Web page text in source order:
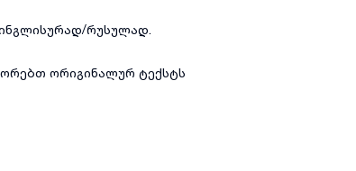
რუსულად.
ორიგინალურ ტექსტს